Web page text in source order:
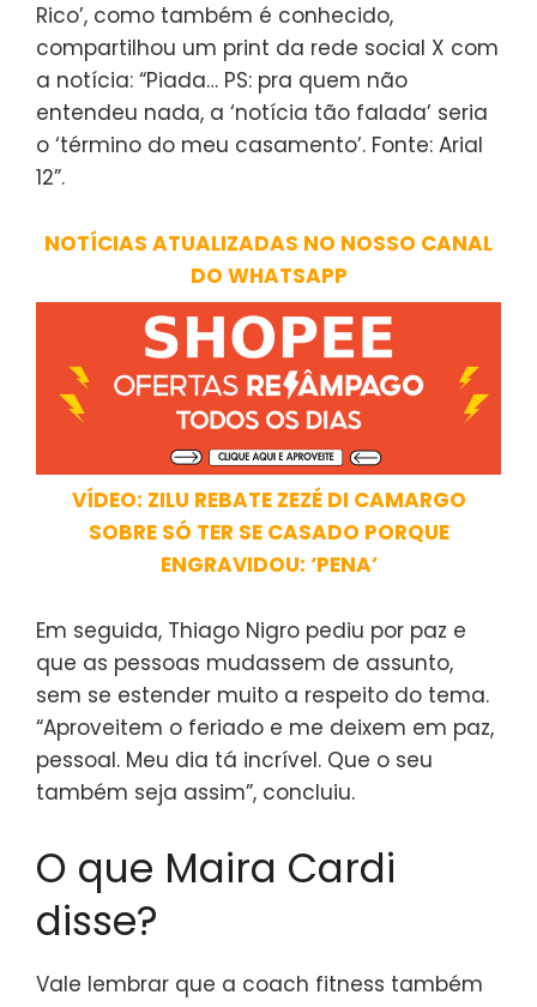
Rico’, como também é conhecido,
compartilhou um print da rede social X com
a notícia: “Piada… PS: pra quem não
entendeu nada, a ‘notícia tão falada’ seria
o ‘término do meu casamento’. Fonte: Arial
12”.
NOTÍCIAS ATUALIZADAS NO NOSSO CANAL
DO WHATSAPP
VÍDEO: ZILU REBATE ZEZÉ DI CAMARGO
SOBRE SÓ TER SE CASADO PORQUE
ENGRAVIDOU: ‘PENA’
Em seguida, Thiago Nigro pediu por paz e
que as pessoas mudassem de assunto,
sem se estender muito a respeito do tema.
“Aproveitem o feriado e me deixem em paz,
pessoal. Meu dia tá incrível. Que o seu
também seja assim”, concluiu.
O que Maira Cardi
disse?
Vale lembrar que a coach fitness também